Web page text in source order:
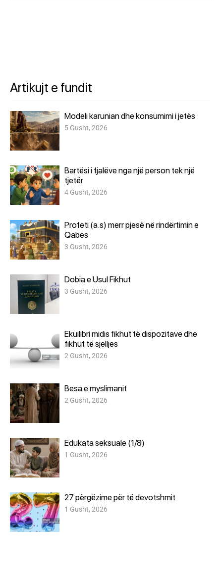
Artikujt e fundit
Modeli karunian dhe konsumimi i jetës
5 Gusht, 2026
Bartësi i fjalëve nga një person tek një
tjetër
4 Gusht, 2026
Profeti (a.s) merr pjesë në rindërtimin e
Qabes
3 Gusht, 2026
Dobia e Usul Fikhut
3 Gusht, 2026
Ekuilibri midis fikhut të dispozitave dhe
fikhut të sjelljes
2 Gusht, 2026
Besa e myslimanit
2 Gusht, 2026
Edukata seksuale (1/8)
1 Gusht, 2026
27 përgëzime për të devotshmit
1 Gusht, 2026